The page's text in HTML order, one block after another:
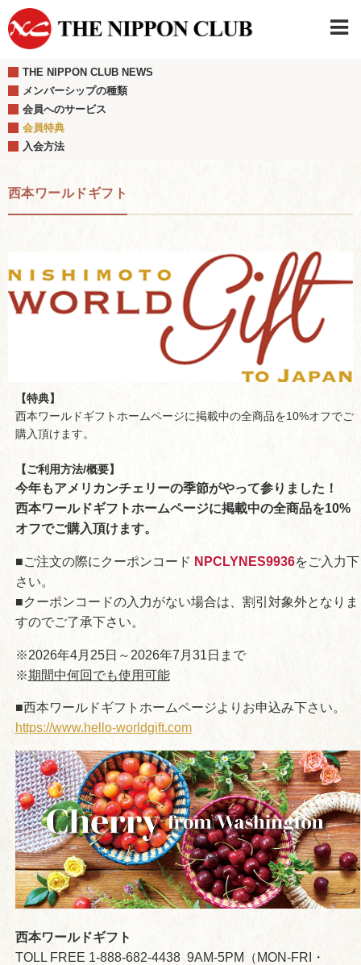
THE NIPPON CLUB NEWS
メンバーシップの種類
会員へのサービス
会員特典
入会方法
西本ワールドギフト
【特典】
西本ワールドギフトホームページに掲載中の全商品を10%オフでご
購入頂けます。
【ご利用方法/概要】
今年もアメリカンチェリーの季節がやって参りました！
西本ワールドギフトホームページに掲載中の全商品を10%
オフでご購入頂けます。
■ご注文の際にクーポンコード NPCLYNES9936をご入力下
さい。
■クーポンコードの入力がない場合は、割引対象外となりま
すのでご了承下さい。
※2026年4月25日～2026年7月31日まで
※期間中何回でも使用可能
■西本ワールドギフトホームページよりお申込み下さい。
https://www.hello-worldgift.com
西本ワールドギフト
TOLL FREE 1-888-682-4438 9AM-5PM（MON-FRI・
JAPANESE
日本クラブメンバーログイン